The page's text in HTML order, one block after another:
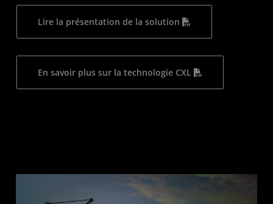
Lire la présentation de la solution
En savoir plus sur la technologie CXL